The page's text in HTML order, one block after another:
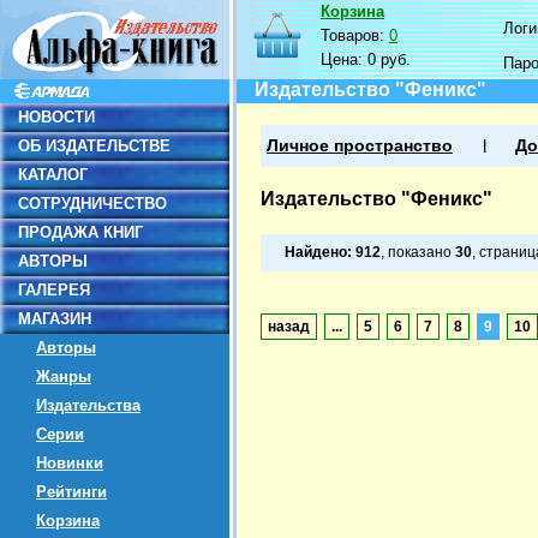
НОВОСТИ
ОБ ИЗДАТЕЛЬСТВЕ
КАТАЛОГ
СОТРУДНИЧЕСТВО
ПРОДАЖА КНИГ
АВТОРЫ
ГАЛЕРЕЯ
МАГАЗИН
Авторы
Жанры
Издательства
Серии
Новинки
Рейтинги
Корзина
Корзина
Товаров:0
Цена:0 руб.
Издательство "Феникс"
Личное пространство
Издательство "Феникс"
Найдено: 912, показано 30,
назад ... 5 6 7 8 9 10